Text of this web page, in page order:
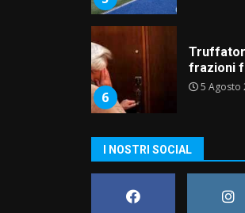
6
frazioni
5 Agosto
scrivono
cittadini
5 Agosto
I NOSTRI SOCIAL